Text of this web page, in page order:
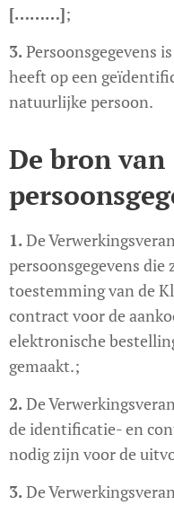
[………];
3. Persoonsgegevens
heeft op een
natuurlijke persoon.
De bron van
1. De
persoonsgegevens
toestemming van de
contract voor de
elektronische
gemaakt.;
2. De
de identificatie- en
nodig zijn voor de
3. De